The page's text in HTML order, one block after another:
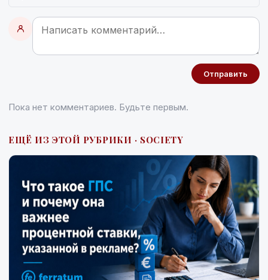
Отправить
Пока нет комментариев. Будьте первым.
ЕЩЁ ИЗ ЭТОЙ РУБРИКИ · SOCIETY